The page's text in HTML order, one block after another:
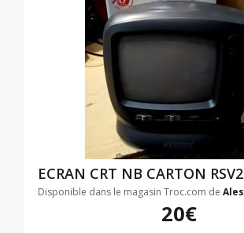
ECRAN CRT NB CARTON RSV2
Disponible dans le magasin Troc.com de Ales
20€